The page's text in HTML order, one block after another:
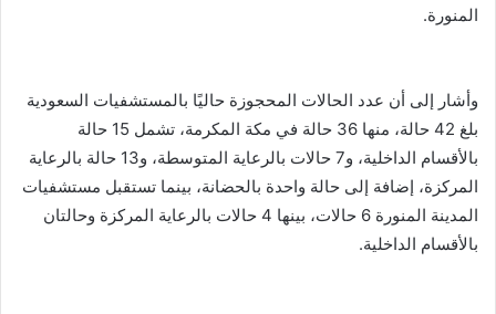
المنورة.
وأشار إلى أن عدد الحالات المحجوزة حاليًا بالمستشفيات السعودية
بلغ 42 حالة، منها 36 حالة في مكة المكرمة، تشمل 15 حالة
بالأقسام الداخلية، و7 حالات بالرعاية المتوسطة، و13 حالة بالرعاية
المركزة، إضافة إلى حالة واحدة بالحضانة، بينما تستقبل مستشفيات
المدينة المنورة 6 حالات، بينها 4 حالات بالرعاية المركزة وحالتان
بالأقسام الداخلية.